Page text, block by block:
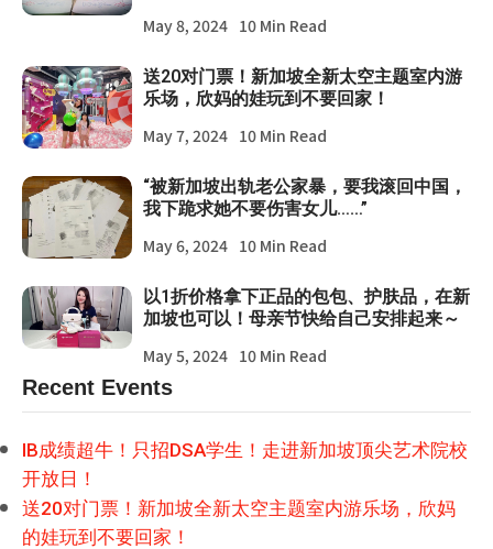
May 8, 2024 10 Min Read
送20对门票！新加坡全新太空主题室内游
乐场，欣妈的娃玩到不要回家！
May 7, 2024 10 Min Read
“被新加坡出轨老公家暴，要我滚回中国，
我下跪求她不要伤害女儿……”
May 6, 2024 10 Min Read
以1折价格拿下正品的包包、护肤品，在新
加坡也可以！母亲节快给自己安排起来～
May 5, 2024 10 Min Read
Recent Events
IB成绩超牛！只招DSA学生！走进新加坡顶尖艺术院校
开放日！
送20对门票！新加坡全新太空主题室内游乐场，欣妈
的娃玩到不要回家！